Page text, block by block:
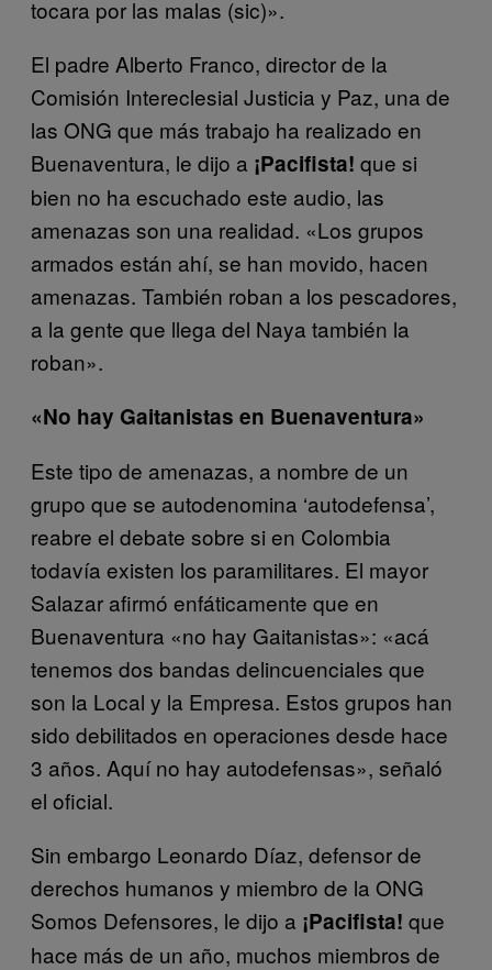
tocara por las malas (sic)».
El padre Alberto Franco, director de la
Comisión Intereclesial Justicia y Paz, una de
las ONG que más trabajo ha realizado en
Buenaventura, le dijo a ¡Pacifista! que si
bien no ha escuchado este audio, las
amenazas son una realidad. «Los grupos
armados están ahí, se han movido, hacen
amenazas. También roban a los pescadores,
a la gente que llega del Naya también la
roban».
«No hay Gaitanistas en Buenaventura»
Este tipo de amenazas, a nombre de un
grupo que se autodenomina ‘autodefensa’,
reabre el debate sobre si en Colombia
todavía existen los paramilitares. El mayor
Salazar afirmó enfáticamente que en
Buenaventura «no hay Gaitanistas»: «acá
tenemos dos bandas delincuenciales que
son la Local y la Empresa. Estos grupos han
sido debilitados en operaciones desde hace
3 años. Aquí no hay autodefensas», señaló
el oficial.
Sin embargo Leonardo Díaz, defensor de
derechos humanos y miembro de la ONG
Somos Defensores, le dijo a ¡Pacifista! que
hace más de un año, muchos miembros de